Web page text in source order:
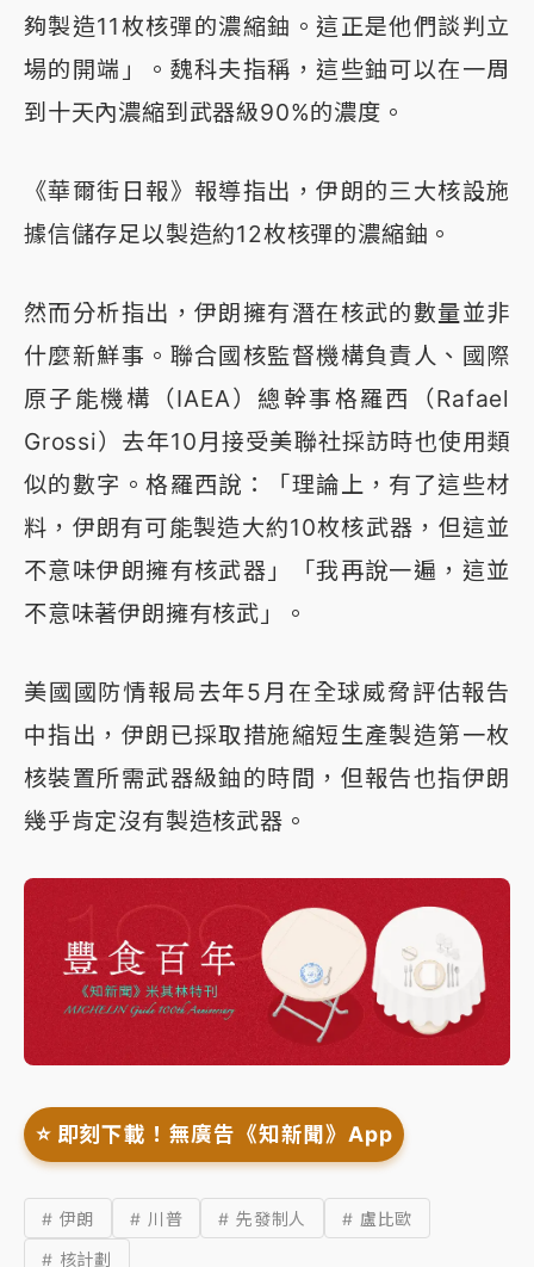
夠製造11枚核彈的濃縮鈾。這正是他們談判立
場的開端」。魏科夫指稱，這些鈾可以在一周
到十天內濃縮到武器級90%的濃度。
《華爾街日報》報導指出，伊朗的三大核設施
據信儲存足以製造約12枚核彈的濃縮鈾。
然而分析指出，伊朗擁有潛在核武的數量並非
什麼新鮮事。聯合國核監督機構負責人、國際
原子能機構（IAEA）總幹事格羅西（Rafael
Grossi）去年10月接受美聯社採訪時也使用類
似的數字。格羅西說：「理論上，有了這些材
料，伊朗有可能製造大約10枚核武器，但這並
不意味伊朗擁有核武器」「我再說一遍，這並
不意味著伊朗擁有核武」。
美國國防情報局去年5月在全球威脅評估報告
中指出，伊朗已採取措施縮短生產製造第一枚
核裝置所需武器級鈾的時間，但報告也指伊朗
幾乎肯定沒有製造核武器。
⭐️ 即刻下載！無廣告《知新聞》App
# 伊朗 # 川普 # 先發制人
# 盧比歐
# 核計劃